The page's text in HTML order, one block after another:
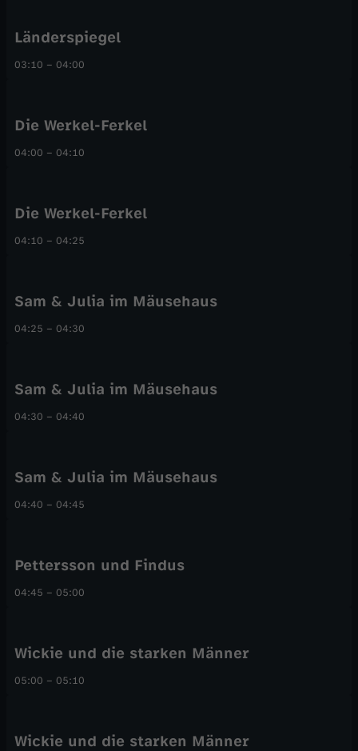
Länderspiegel
03:10 – 04:00
Die Werkel-Ferkel
04:00 – 04:10
Die Werkel-Ferkel
04:10 – 04:25
Sam & Julia im Mäusehaus
04:25 – 04:30
Sam & Julia im Mäusehaus
04:30 – 04:40
Sam & Julia im Mäusehaus
04:40 – 04:45
Pettersson und Findus
04:45 – 05:00
Wickie und die starken Männer
05:00 – 05:10
Wickie und die starken Männer